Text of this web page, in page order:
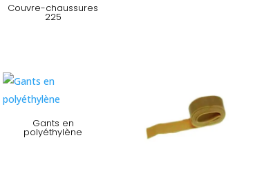
Couvre-chaussures
225
Gants en
polyéthylène